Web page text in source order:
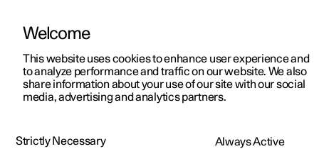
Polestar 2
Polestar 3
Polestar 4
Aanbiedingen voor particulieren
Aanbiedingen voor
professionelen
Bekijk onze stockwagens
HandleidingVideogalerijDownloadsSoftware-updates
Voorruit en achterruit
Welcome
This website uses cookies to enhance user experience and
to analyze performance and traffic on our website. We also
share information about your use of our site with our social
media, advertising and analytics partners.
Strictly Necessary Always Active